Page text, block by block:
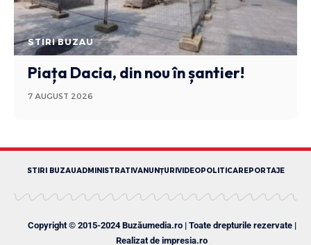
STIRI BUZAU
Piața Dacia, din nou în șantier!
7 AUGUST 2026
STIRI BUZAUADMINISTRATIVANUNȚURI VIDEOPOLITICAREPORTAJE
Copyright © 2015-2024 Buzăumedia.ro | Toate drepturile rezervate |
Realizat de impresia.ro